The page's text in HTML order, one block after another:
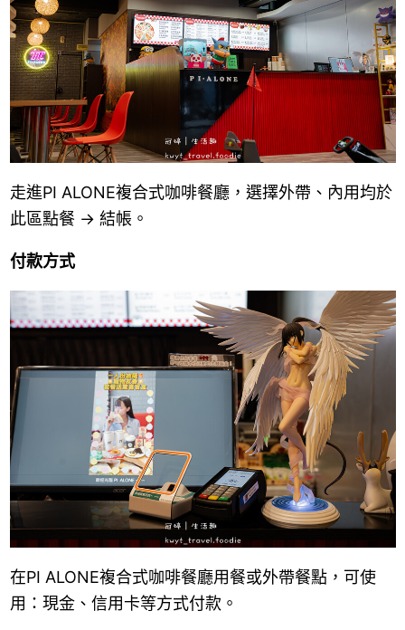
走進PI ALONE複合式咖啡餐廳，選擇外帶、內用均於
此區點餐 → 結帳。
付款方式
在PI ALONE複合式咖啡餐廳用餐或外帶餐點，可使
用：現金、信用卡等方式付款。